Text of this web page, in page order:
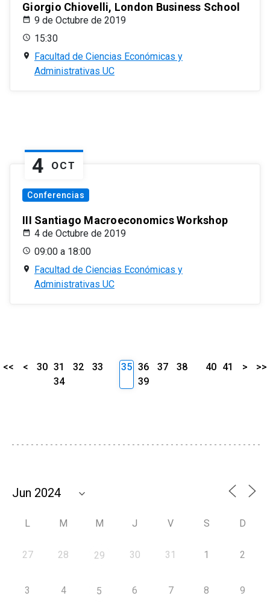
Giorgio Chiovelli, London Business School
9 de Octubre de 2019
15:30
Facultad de Ciencias Económicas y
Administrativas UC
4 OCT
Conferencias
III Santiago Macroeconomics Workshop
4 de Octubre de 2019
09:00 a 18:00
Facultad de Ciencias Económicas y
Administrativas UC
<< < 30 31 32
33
34
35 36 37
38
39
40 41 > >>
L M M J V S D
27 28 29 30 31 1 2
3 4 5 6 7 8 9